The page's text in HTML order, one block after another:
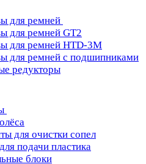
для ремней
для ремней GT2
для ремней HTD-3M
для ремней с подшипниками
редукторы
для очистки сопел
подачи пластика
блоки